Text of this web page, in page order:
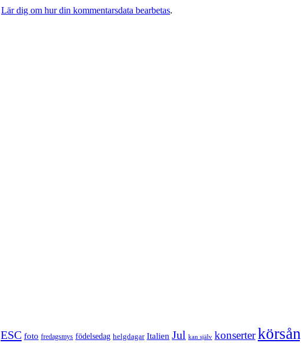
Lär dig om hur din kommentarsdata bearbetas.
ESC foto fredagsmys födelsedag helgdagar Italien Jul kan själv konserter